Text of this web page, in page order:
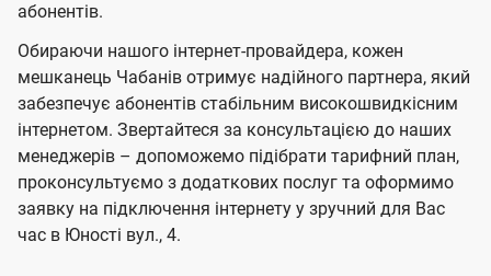
абонентів.
Обираючи нашого інтернет-провайдера, кожен
мешканець Чабанів отримує надійного партнера, який
забезпечує абонентів стабільним високошвидкісним
інтернетом. Звертайтеся за консультацією до наших
менеджерів – допоможемо підібрати тарифний план,
проконсультуємо з додаткових послуг та оформимо
заявку на підключення інтернету у зручний для Вас
час в Юності вул., 4.